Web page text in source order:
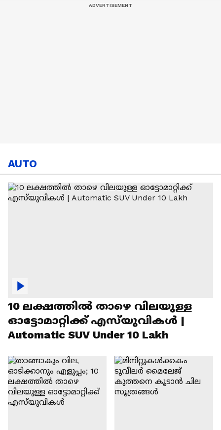
AUTO
10 ലക്ഷത്തിൽ താഴെ വിലയുള്ള
ഓട്ടോമാറ്റിക്ക് എസ്‍യുവികൾ |
Automatic SUV Under 10 Lakh